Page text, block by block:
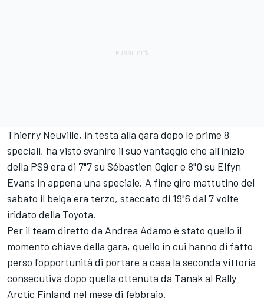
Thierry Neuville, in testa alla gara dopo le prime 8
speciali, ha visto svanire il suo vantaggio che all'inizio
della PS9 era di 7"7 su Sébastien Ogier e 8"0 su Elfyn
Evans in appena una speciale. A fine giro mattutino del
sabato il belga era terzo, staccato di 19"6 dal 7 volte
iridato della Toyota.
Per il team diretto da Andrea Adamo è stato quello il
momento chiave della gara, quello in cui hanno di fatto
perso l'opportunità di portare a casa la seconda vittoria
consecutiva dopo quella ottenuta da Tanak al Rally
Arctic Finland nel mese di febbraio.